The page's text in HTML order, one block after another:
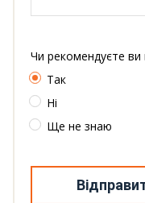
Чи рекомендуєте
Так
Ні
Ще не знаю